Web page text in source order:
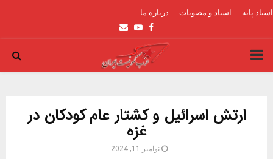
اسناد پایه اسناد و مصوبات درباره ما
Facebook
Youtube
Email
PRIMARY
ارتش اسرائیل و کشتار عام کودکان در
غزه
نوامبر 11, 2024